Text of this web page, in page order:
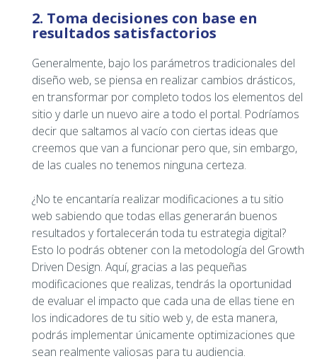
2. Toma decisiones con base en
resultados satisfactorios
Generalmente, bajo los parámetros tradicionales del
diseño web, se piensa en realizar cambios drásticos,
en transformar por completo todos los elementos del
sitio y darle un nuevo aire a todo el portal. Podríamos
decir que saltamos al vacío con ciertas ideas que
creemos que van a funcionar pero que, sin embargo,
de las cuales no tenemos ninguna certeza.
¿No te encantaría realizar modificaciones a tu sitio
web sabiendo que todas ellas generarán buenos
resultados y fortalecerán toda tu estrategia digital?
Esto lo podrás obtener con la metodología del Growth
Driven Design. Aquí, gracias a las pequeñas
modificaciones que realizas, tendrás la oportunidad
de evaluar el impacto que cada una de ellas tiene en
los indicadores de tu sitio web y, de esta manera,
podrás implementar únicamente optimizaciones que
sean realmente valiosas para tu audiencia.